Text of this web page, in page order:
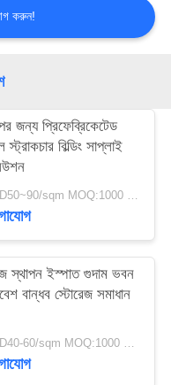
করুন!
জন্য প্রিফেব্রিকেটেড
স্ট্রাকচার বিল্ডিং সাপ্লাই
USD50~90/sqm MOQ:1000 বর্গমিটার
স্থাপন ইস্পাত গুদাম ভবন
বান্ধব স্টোরেজ সমাধান
USD40-60/sqm MOQ:1000 বর্গমিটার